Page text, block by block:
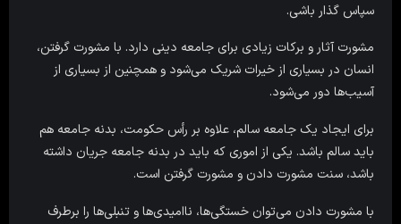
سپاس گذار باشی.
مشورت آثار و برکات زیادی برای جامعه دینی دارد. با مشورت گرفتن،
انسان در بسیاری از خیرات شریک می‌شود و همچنین از بسیاری از
آسیب‌ها دور می‌شود.
برای ایجاد یک جامعه سالم، علاوه بر رأس حکومت، بدنه جامعه هم
باید سالم باشد. یکی از اموری که باید در بدنه جامعه جریان داشته
باشد، سنت مشورت دادن و مشورت گرفتن است.
با مشورت دادن می‌توان خستگی‌ها، ناامیدی‌ها و تنبلی‌ها را برطرف